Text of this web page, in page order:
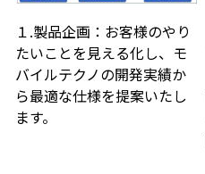
１.製品企画：お客様のやり
たいことを見える化し、モ
バイルテクノの開発実績か
ら最適な仕様を提案いたし
ます。